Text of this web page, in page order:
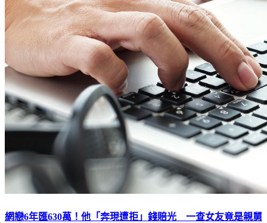
網戀6年匯630萬！他「奔現遭拒」錢賠光 一查女友竟是親舅